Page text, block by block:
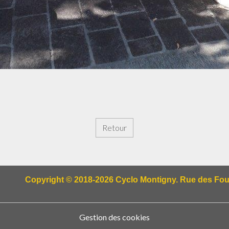
Retour
Copyright © 2018-2026 Cyclo Montigny. Rue des
Gestion des cookies